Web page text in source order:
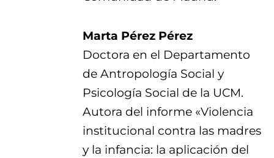
Marta Pérez Pérez
Doctora en el Departamento
de Antropología Social y
Psicología Social de la UCM.
Autora del informe «Violencia
institucional contra las madres
y la infancia: la aplicación del